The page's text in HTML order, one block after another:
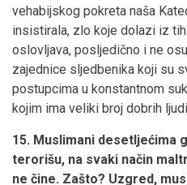
vehabijskog pokreta naša
insistirala, zlo koje dolazi iz
oslovljava, posljedično i ne
zajednice sljedbenika koji su
postupcima u konstantnom
kojim ima veliki broj dobrih
15. Muslimani desetljećima
terorišu, na svaki način
ne čine. Zašto? Uzgred,